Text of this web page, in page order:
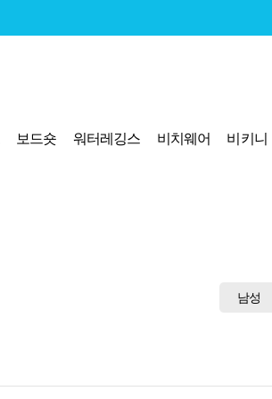
보드숏 워터레깅스 비치웨어 비키니
남성